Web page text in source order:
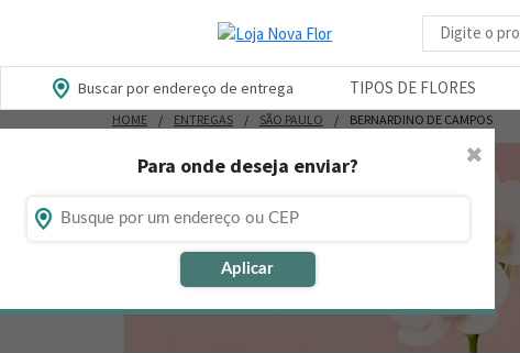
Busca de
Buscar por endereço de entrega TIPOS DE FLORES
Para onde deseja enviar?
Aplicar
✖
HOME ENTREGAS SÃO PAULO BERNARDINO DE CAMPOS